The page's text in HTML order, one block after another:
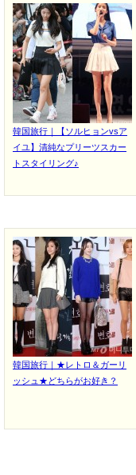
韓国旅行｜【ソルヒョンvsア
イユ】清純なプリーツスカー
トスタイリング♪
韓国旅行｜★レトロ＆ガーリ
ッシュ★どちらがお好き？